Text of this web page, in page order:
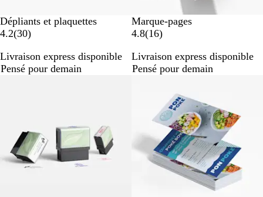
Dépliants et plaquettes
4.2(30a
i
s
)
Livraison express disponible
Pensé pour demain
Marque-pages
4.8(16a
i
s
)
Livraison express disponible
Pensé pour demain